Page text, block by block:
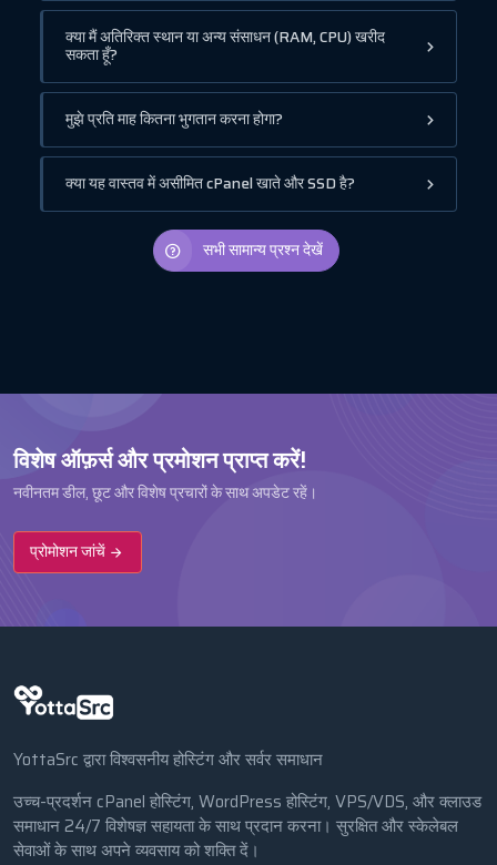
क्या मैं अतिरिक्त स्थान या अन्य संसाधन (RAM, CPU) खरीद
सकता हूँ?
मुझे प्रति माह कितना भुगतान करना होगा?
क्या यह वास्तव में असीमित cPanel खाते और SSD है?
सभी सामान्य प्रश्न देखें
विशेष ऑफ़र्स और प्रमोशन प्राप्त करें!
नवीनतम डील, छूट और विशेष प्रचारों के साथ अपडेट रहें।
प्रोमोशन जांचें
YottaSrc द्वारा विश्वसनीय होस्टिंग और सर्वर समाधान
उच्च-प्रदर्शन cPanel होस्टिंग, WordPress होस्टिंग, VPS/VDS, और क्लाउड
समाधान 24/7 विशेषज्ञ सहायता के साथ प्रदान करना। सुरक्षित और स्केलेबल
सेवाओं के साथ अपने व्यवसाय को शक्ति दें।